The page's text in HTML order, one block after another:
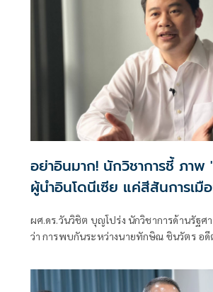
อย่าอินมาก! นักวิชาการชี้ ภา
ผู้นำอินโดนีเซีย แค่สีสันการเมื
นานาชาติเข้าใจ นายกฯ-รัฐบา
ผศ.ดร.วันวิชิต บุญโปร่ง นักวิชาการด้านรัฐศ
ว่า การพบกันระหว่างนายทักษิณ ชินวัตร อ
ผิดปกติ เพราะทั้งสองมีความสัมพันธ์ส่วนตัวที่
นาน ภาพที่ออกมา เป็นสีสันการเมืองเท่านั้น